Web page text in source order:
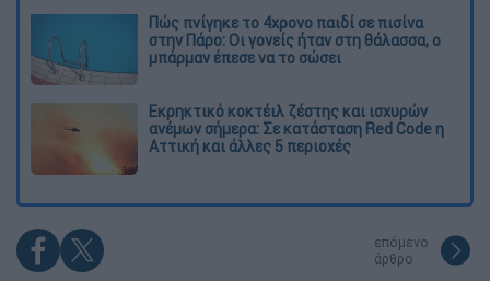
Πώς πνίγηκε το 4χρονο παιδί σε πισίνα
στην Πάρο: Οι γονείς ήταν στη θάλασσα, ο
μπάρμαν έπεσε να το σώσει
Εκρηκτικό κοκτέιλ ζέστης και ισχυρών
ανέμων σήμερα: Σε κατάσταση Red Code η
Αττική και άλλες 5 περιοχές
επόμενο
άρθρο